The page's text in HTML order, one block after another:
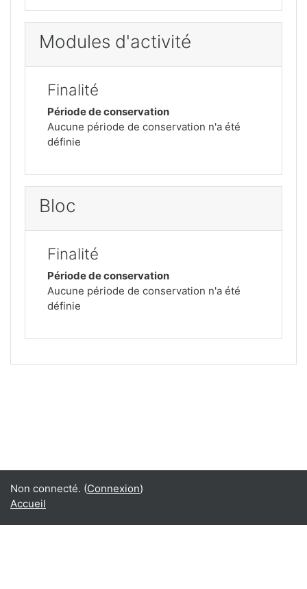
Modules d'activité
Finalité
Période de conservation
Aucune période de conservation n'a été
définie
Bloc
Finalité
Période de conservation
Aucune période de conservation n'a été
définie
Non connecté. (Connexion)
Accueil
Français ‎(fr)‎